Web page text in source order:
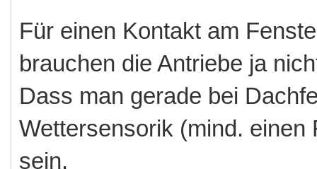
Für einen Kontakt am
brauchen die Antriebe ja
Dass man gerade bei
Wettersensorik (mind.
sein.